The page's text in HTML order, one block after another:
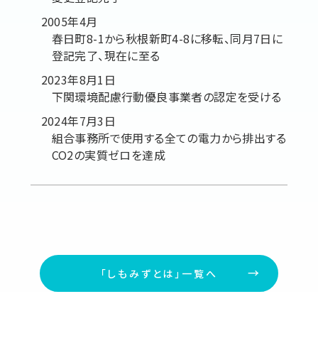
2005年4月
春日町8-1から秋根新町4-8に移転、同月7日に
登記完了、現在に至る
2023年8月1日
下関環境配慮行動優良事業者の認定を受ける
2024年7月3日
組合事務所で使用する全ての電力から排出する
CO2の実質ゼロを達成
「しもみずとは」一覧へ